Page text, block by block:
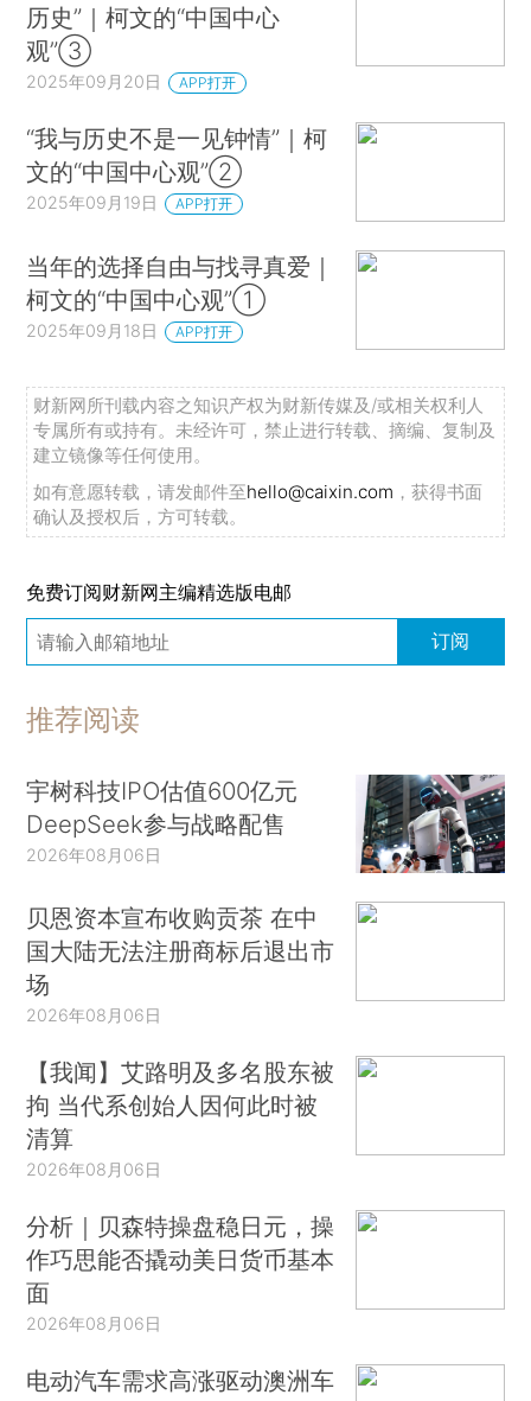
历史”｜柯文的“中国中心
观”③
2025年09月20日 APP打开
“我与历史不是一见钟情”｜柯
文的“中国中心观”②
2025年09月19日 APP打开
当年的选择自由与找寻真爱｜
柯文的“中国中心观”①
2025年09月18日 APP打开
财新网所刊载内容之知识产权为财新传媒及/或相关权利人
专属所有或持有。未经许可，禁止进行转载、摘编、复制及
建立镜像等任何使用。
如有意愿转载，请发邮件至hello@caixin.com ，获得书面
确认及授权后，方可转载。
免费订阅财新网主编精选版电邮
订阅
推荐阅读
宇树科技IPO估值600亿元
DeepSeek参与战略配售
2026年08月06日
贝恩资本宣布收购贡茶 在中
国大陆无法注册商标后退出市
场
2026年08月06日
【我闻】艾路明及多名股东被
拘 当代系创始人因何此时被
清算
2026年08月06日
分析｜贝森特操盘稳日元，操
作巧思能否撬动美日货币基本
面
2026年08月06日
电动汽车需求高涨驱动澳洲车